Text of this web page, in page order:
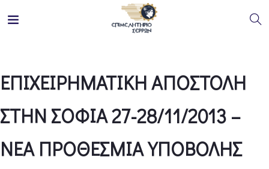
ΕΠΙΧΕΙΡΗΜΑΤΙΚΗ ΑΠΟΣΤΟΛΗ
ΣΤΗΝ ΣΟΦΙΑ 27-28/11/2013 –
ΝΕΑ ΠΡΟΘΕΣΜΙΑ ΥΠΟΒΟΛΗΣ